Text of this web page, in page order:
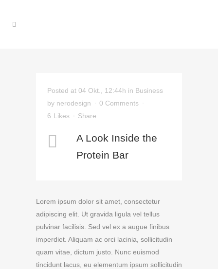
Posted at 04 Okt., 12:44h in Business
by nerodesign
0 Comments
6 Likes Share
A Look Inside the
Protein Bar
Lorem ipsum dolor sit amet, consectetur
adipiscing elit. Ut gravida ligula vel tellus
pulvinar facilisis. Sed vel ex a augue finibus
imperdiet. Aliquam ac orci lacinia, sollicitudin
quam vitae, dictum justo. Nunc euismod
tincidunt lacus, eu elementum ipsum sollicitudin